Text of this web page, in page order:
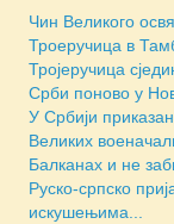
Чин Великого
Троеручица в
Тројеручица
Срби поново у
У Србији
Великих
Балканах и не
Руско-српско
искушењима...